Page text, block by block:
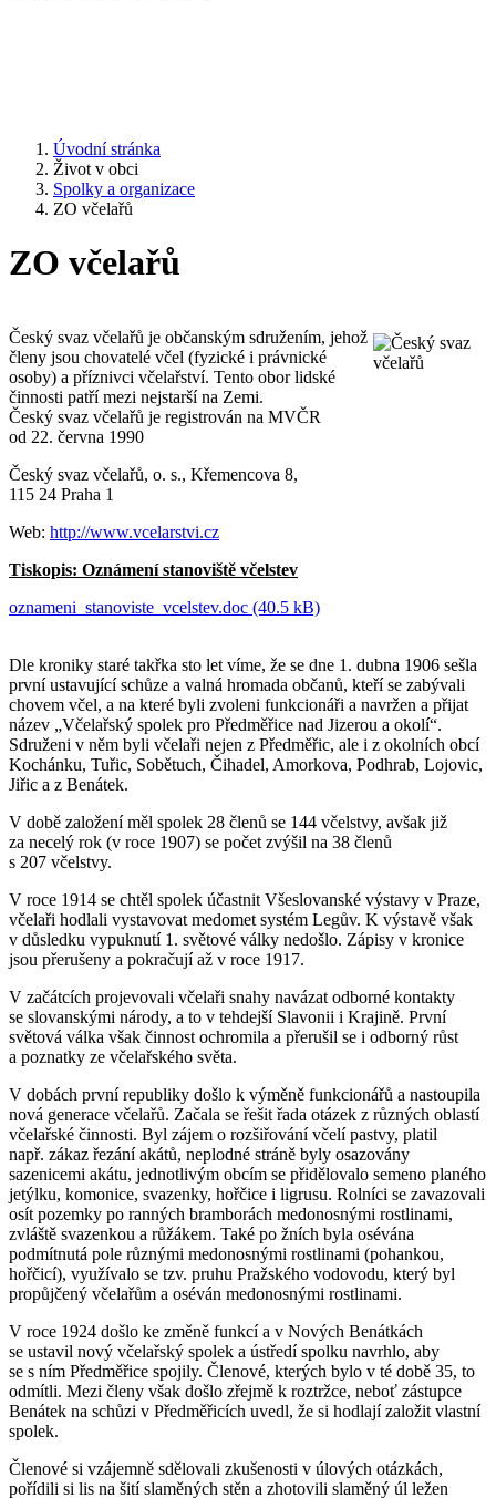
Úvodní stránka
Život v obci
Spolky a organizace
ZO včelařů
ZO včelařů
Český svaz včelařů je občanským sdružením, jehož
členy jsou chovatelé včel (fyzické i právnické
osoby) a příznivci včelařství. Tento obor lidské
činnosti patří mezi nejstarší na Zemi.
Český svaz včelařů je registrován na MVČR
od 22. června 1990
Český svaz včelařů, o. s., Křemencova 8,
115 24 Praha 1
Web: http://www.vcelarstvi.cz
Tiskopis: Oznámení stanoviště včelstev
oznameni_stanoviste_vcelstev.doc (40.5 kB)
Dle kroniky staré takřka sto let víme, že se dne 1. dubna 1906 sešla
první ustavující schůze a valná hromada občanů, kteří se zabývali
chovem včel, a na které byli zvoleni funkcionáři a navržen a přijat
název „Včelařský spolek pro Předměřice nad Jizerou a okolí“.
Sdruženi v něm byli včelaři nejen z Předměřic, ale i z okolních obcí
Kochánku, Tuřic, Sobětuch, Čihadel, Amorkova, Podhrab, Lojovic,
Jiřic a z Benátek.
V době založení měl spolek 28 členů se 144 včelstvy, avšak již
za necelý rok (v roce 1907) se počet zvýšil na 38 členů
s 207 včelstvy.
V roce 1914 se chtěl spolek účastnit Všeslovanské výstavy v Praze,
včelaři hodlali vystavovat medomet systém Legův. K výstavě však
v důsledku vypuknutí 1. světové války nedošlo. Zápisy v kronice
jsou přerušeny a pokračují až v roce 1917.
V začátcích projevovali včelaři snahy navázat odborné kontakty
se slovanskými národy, a to v tehdejší Slavonii i Krajině. První
světová válka však činnost ochromila a přerušil se i odborný růst
a poznatky ze včelařského světa.
V dobách první republiky došlo k výměně funkcionářů a nastoupila
nová generace včelařů. Začala se řešit řada otázek z různých oblastí
včelařské činnosti. Byl zájem o rozšiřování včelí pastvy, platil
např. zákaz řezání akátů, neplodné stráně byly osazovány
sazenicemi akátu, jednotlivým obcím se přidělovalo semeno planého
jetýlku, komonice, svazenky, hořčice i ligrusu. Rolníci se zavazovali
osít pozemky po ranných bramborách medonosnými rostlinami,
zvláště svazenkou a růžákem. Také po žních byla osévána
podmítnutá pole různými medonosnými rostlinami (pohankou,
hořčicí), využívalo se tzv. pruhu Pražského vodovodu, který byl
propůjčený včelařům a oséván medonosnými rostlinami.
V roce 1924 došlo ke změně funkcí a v Nových Benátkách
se ustavil nový včelařský spolek a ústředí spolku navrhlo, aby
se s ním Předměřice spojily. Členové, kterých bylo v té době 35, to
odmítli. Mezi členy však došlo zřejmě k roztržce, neboť zástupce
Benátek na schůzi v Předměřicích uvedl, že si hodlají založit vlastní
spolek.
Členové si vzájemně sdělovali zkušenosti v úlových otázkách,
pořídili si lis na šití slaměných stěn a zhotovili slaměný úl ležen